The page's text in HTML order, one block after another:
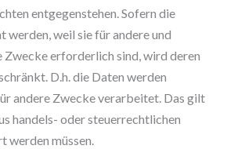
entgegenstehen. Sofern die
werden, weil sie für andere und
Zwecke erforderlich sind, wird deren
D.h. die Daten werden
andere Zwecke verarbeitet. Das gilt
handels- oder steuerrechtlichen
werden müssen.